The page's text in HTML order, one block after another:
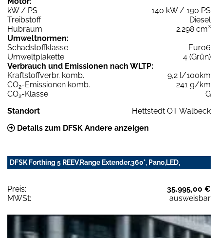
kW / PS
140 kW / 190 PS
Treibstoff
Diesel
Hubraum
2.298 cm³
Umweltnormen:
Schadstoffklasse
Euro6
Umweltplakette
4 (Grün)
Verbrauch und Emissionen nach WLTP:
Kraftstoffverbr. komb.
9,2 l/100km
CO2-Emissionen komb.
241 g/km
CO2-Klasse
G
Standort
Hettstedt OT Walbeck
Details zum DFSK Andere anzeigen
DFSK Forthing 5 REEV,Range Extender,360°, Pano,LED,
Preis:
35.995,00 €
MWSt:
ausweisbar